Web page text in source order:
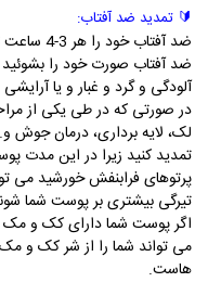
🔰 تمدید ضد آفتاب:
ضد
ضد آفتاب صورت خود را
آلودگی و گرد و غبار و یا
در صورتی که در طی یکی از
تمدید کنید زیرا در این مدت
پرتوهای فرابنفش خورشید می
تیرگی بیشتری بر پوست شما
اگر پوست شما دارای کک و مک
می تواند شما را از شر کک و
هاست.